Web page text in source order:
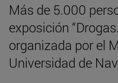
Más de 5.000
exposición
organizada por el
Universidad de